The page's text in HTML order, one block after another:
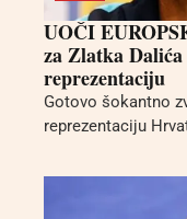
UOČI
za Zlatka
reprezentaciju
Gotovo šokantno
reprezentaciju